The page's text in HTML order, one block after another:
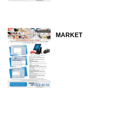
MARKET